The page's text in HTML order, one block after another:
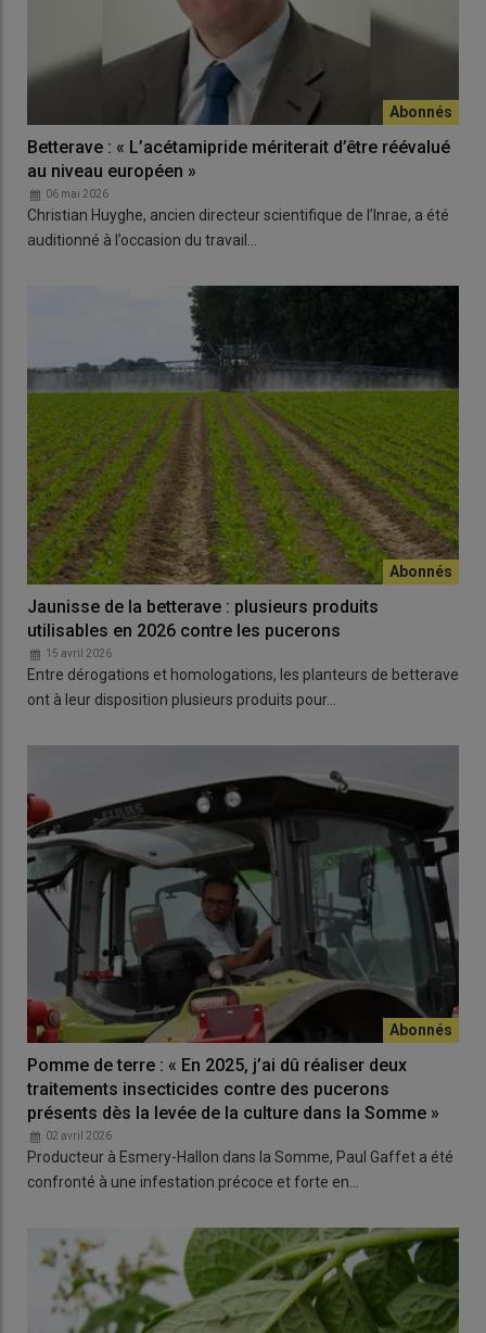
Betterave : « L’acétamipride mériterait d’être réévalué
au niveau européen »
06 mai 2026
Christian Huyghe, ancien directeur scientifique de l’Inrae, a été
auditionné à l’occasion du travail…
Jaunisse de la betterave : plusieurs produits
utilisables en 2026 contre les pucerons
15 avril 2026
Entre dérogations et homologations, les planteurs de betterave
ont à leur disposition plusieurs produits pour…
Pomme de terre : « En 2025, j’ai dû réaliser deux
traitements insecticides contre des pucerons
présents dès la levée de la culture dans la Somme »
02 avril 2026
Producteur à Esmery-Hallon dans la Somme, Paul Gaffet a été
confronté à une infestation précoce et forte en…